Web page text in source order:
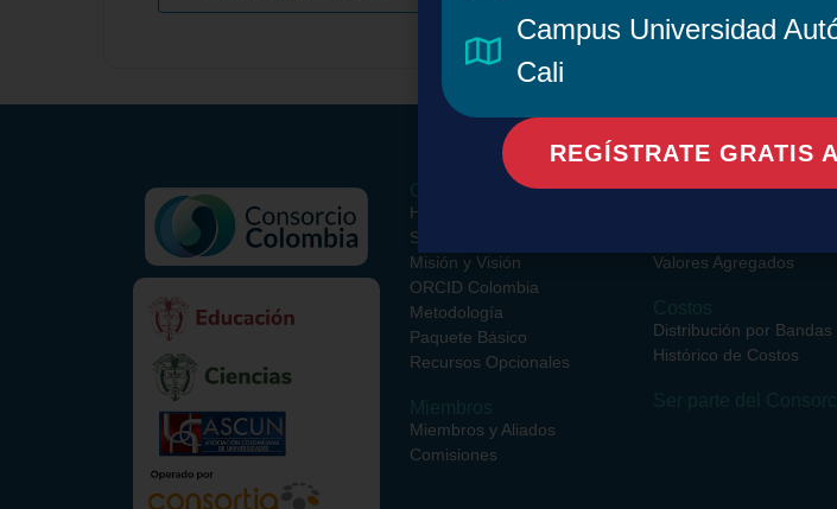
Conoce el Consorcio
Historia
Somos
Misión y Visión
ORCID Colombia
Metodología
Paquete Básico
Recursos Opcionales
Miembros y Aliados
Comisiones
Contenido
Valores Agregados
Distribución por Bandas
Histórico de Costos
Campus Universidad
Cali
REGÍSTRATE GRATIS